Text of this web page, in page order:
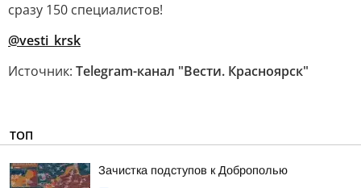
сразу 150 специалистов!
@vesti_krsk
Источник: Telegram-канал "Вести. Красноярск"
ТОП
Зачистка подступов к Доброполью